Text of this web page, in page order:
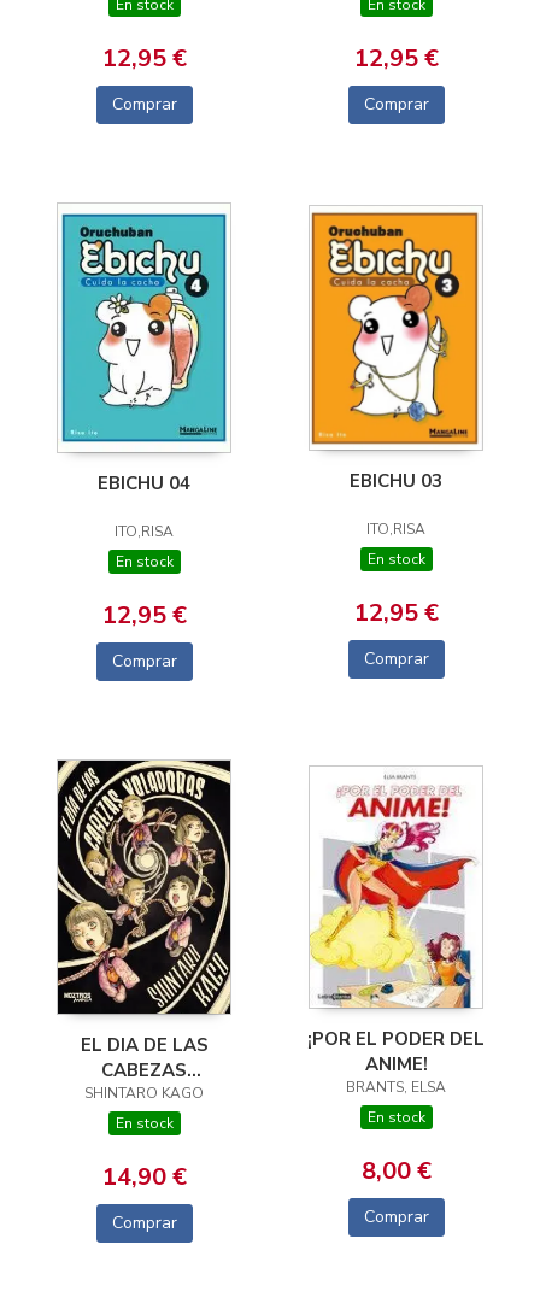
En stock
12,95 €
Comprar
En stock
12,95 €
Comprar
EBICHU 04
ITO,RISA
En stock
12,95 €
Comprar
EBICHU 03
ITO,RISA
En stock
12,95 €
Comprar
EL DIA DE LAS
CABEZAS
VOLADORAS
SHINTARO KAGO
En stock
14,90 €
Comprar
¡POR EL PODER DEL
ANIME!
BRANTS, ELSA
En stock
8,00 €
Comprar